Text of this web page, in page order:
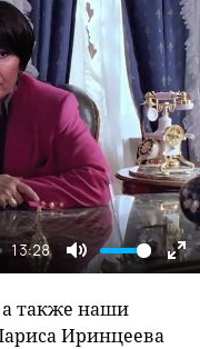
13:28
Mute
а также наши
Иринцеева